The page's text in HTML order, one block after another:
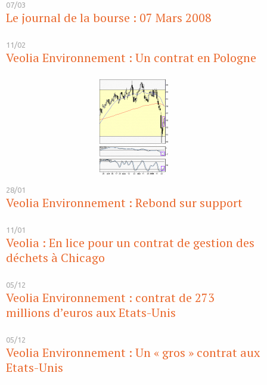
07/03
Le journal de la bourse : 07 Mars 2008
11/02
Veolia Environnement : Un contrat en Pologne
28/01
Veolia Environnement : Rebond sur support
11/01
Veolia : En lice pour un contrat de gestion des
déchets à Chicago
05/12
Veolia Environnement : contrat de 273
millions d’euros aux Etats-Unis
05/12
Veolia Environnement : Un « gros » contrat aux
Etats-Unis